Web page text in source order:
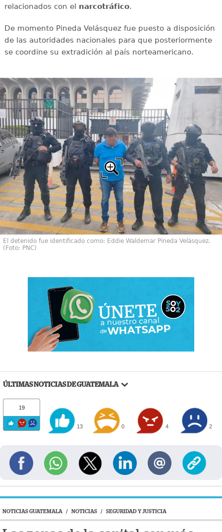
relacionados con el narcotráfico.
De momento Pineda Velásquez fue puesto a disposición
de las autoridades nacionales para que posteriormente
se coordine su extradición al país norteamericano.
El detenido fue identificado como: Eddie Waldemar Pineda Velásquez.
(Foto: PNC)
ÚLTIMAS NOTICIAS DE GUATEMALA
19
13 0 4 2
NOTICIAS GUATEMALA / NOTICIAS / SEGURIDAD Y JUSTICIA